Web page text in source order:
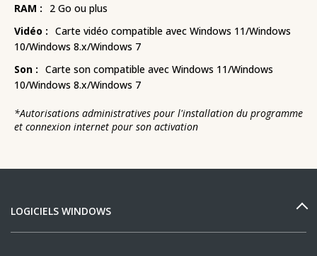
RAM :
2 Go ou plus
Vidéo : Carte vidéo compatible avec Windows 11/Windows
10/Windows 8.x/Windows 7
Son : Carte son compatible avec Windows 11/Windows
10/Windows 8.x/Windows 7
*Autorisations administratives pour l'installation du programme
et connexion internet pour son activation
LOGICIELS WINDOWS